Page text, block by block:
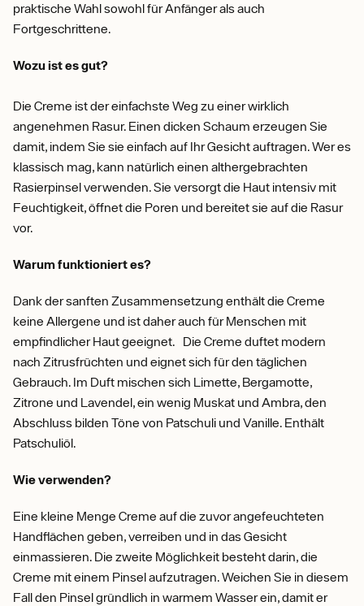
praktische Wahl sowohl für Anfänger als auch
Fortgeschrittene.
Wozu ist es gut?
Die Creme ist der einfachste Weg zu einer wirklich
angenehmen Rasur. Einen dicken Schaum erzeugen Sie
damit, indem Sie sie einfach auf Ihr Gesicht auftragen. Wer es
klassisch mag, kann natürlich einen althergebrachten
Rasierpinsel verwenden. Sie versorgt die Haut intensiv mit
Feuchtigkeit, öffnet die Poren und bereitet sie auf die Rasur
vor.
Warum funktioniert es?
Dank der sanften Zusammensetzung enthält die Creme
keine Allergene und ist daher auch für Menschen mit
empfindlicher Haut geeignet. Die Creme duftet modern
nach Zitrusfrüchten und eignet sich für den täglichen
Gebrauch. Im Duft mischen sich Limette, Bergamotte,
Zitrone und Lavendel, ein wenig Muskat und Ambra, den
Abschluss bilden Töne von Patschuli und Vanille. Enthält
Patschuliöl.
Wie verwenden?
Eine kleine Menge Creme auf die zuvor angefeuchteten
Handflächen geben, verreiben und in das Gesicht
einmassieren. Die zweite Möglichkeit besteht darin, die
Creme mit einem Pinsel aufzutragen. Weichen Sie in diesem
Fall den Pinsel gründlich in warmem Wasser ein, damit er